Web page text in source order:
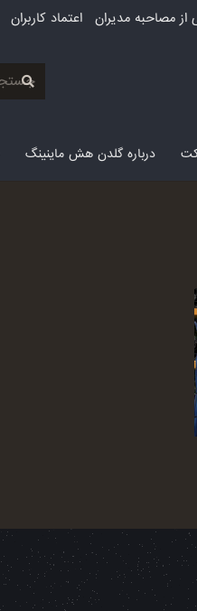
مصاحبه مدیران اعتماد کاربران
درباره گلدن هش ماینینگ